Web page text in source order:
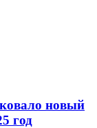
новый
год